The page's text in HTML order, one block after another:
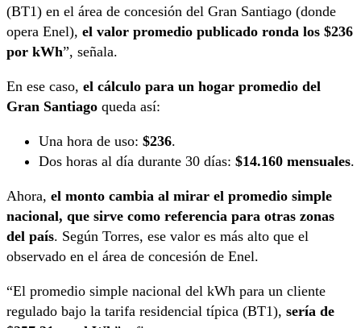
(BT1) en el área de concesión del Gran Santiago (donde
opera Enel), el valor promedio publicado ronda los $236
por kWh”, señala.
En ese caso, el cálculo para un hogar promedio del
Gran Santiago queda así:
Una hora de uso: $236.
Dos horas al día durante 30 días: $14.160 mensuales.
Ahora, el monto cambia al mirar el promedio simple
nacional, que sirve como referencia para otras zonas
del país. Según Torres, ese valor es más alto que el
observado en el área de concesión de Enel.
“El promedio simple nacional del kWh para un cliente
regulado bajo la tarifa residencial típica (BT1), sería de